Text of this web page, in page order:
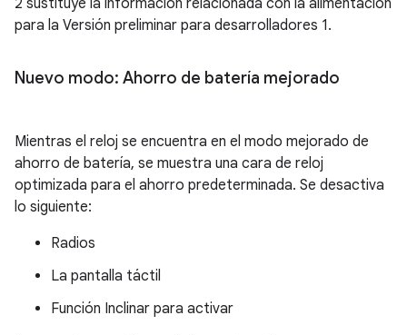
2 sustituye la información relacionada con la alimentación
para la Versión preliminar para desarrolladores 1.
Nuevo modo: Ahorro de batería mejorado
Mientras el reloj se encuentra en el modo mejorado de
ahorro de batería, se muestra una cara de reloj
optimizada para el ahorro predeterminada. Se desactiva
lo siguiente:
Radios
La pantalla táctil
Función Inclinar para activar